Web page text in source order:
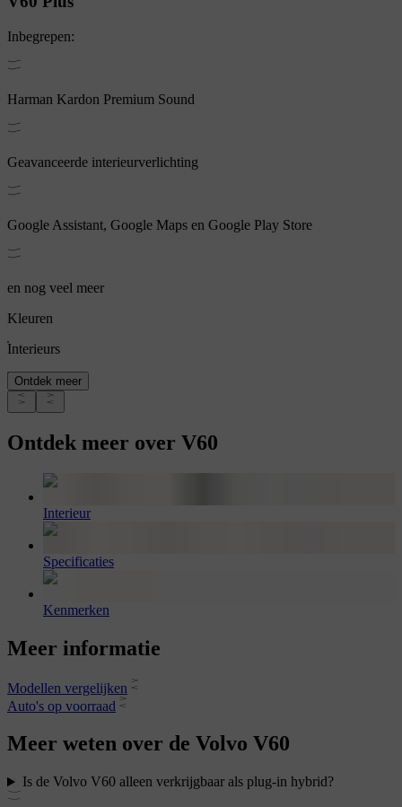
Inbegrepen:
Harman Kardon Premium Sound
Geavanceerde interieurverlichting
Google Assistant, Google Maps en Google Play Store
en nog veel meer
Kleuren
Interieurs
Ontdek meer
Ontdek meer over V60
Interieur
Specificaties
Kenmerken
Meer informatie
Modellen vergelijken
Auto's op voorraad
Meer weten over de Volvo V60
Is de Volvo V60 alleen verkrijgbaar als plug-in hybrid?